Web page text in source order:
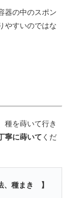
器の中のスポン
やすいのではな
種を蒔いて行き
寧に蒔いて くだ
、種まき 】